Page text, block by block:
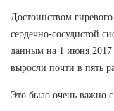
Достоинством
сердечно-сосудистой
данным на 1 июня 2017
выросли почти в пять
Это было очень важно с